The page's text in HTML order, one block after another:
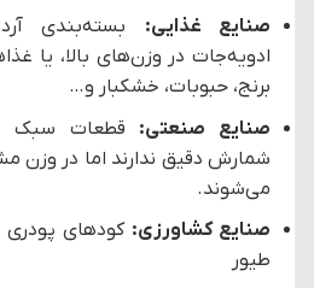
صنایع غذایی: بسته‌بندی
ادویه‌جات در وزن‌های بالا، یا
برنج، حبوبات، خشکبار و…
صنایع صنعتی: قطعات سبک
شمارش دقیق ندارند اما در
می‌شوند.
صنایع کشاورزی: کودهای پودری
طیور